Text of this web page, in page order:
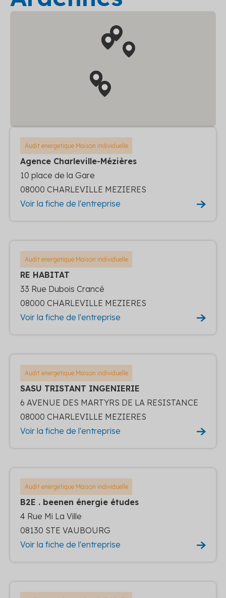
Audit energetique Maison individuelle
Agence Charleville-Mézières
10 place de la Gare
08000 CHARLEVILLE MEZIERES
Voir la fiche de l'entreprise
Audit energetique Maison individuelle
RE HABITAT
33 Rue Dubois Crancé
08000 CHARLEVILLE MEZIERES
Voir la fiche de l'entreprise
Audit energetique Maison individuelle
SASU TRISTANT INGENIERIE
6 AVENUE DES MARTYRS DE LA RESISTANCE
08000 CHARLEVILLE MEZIERES
Voir la fiche de l'entreprise
Audit energetique Maison individuelle
B2E . beenen énergie études
4 Rue Mi La Ville
08130 STE VAUBOURG
Voir la fiche de l'entreprise